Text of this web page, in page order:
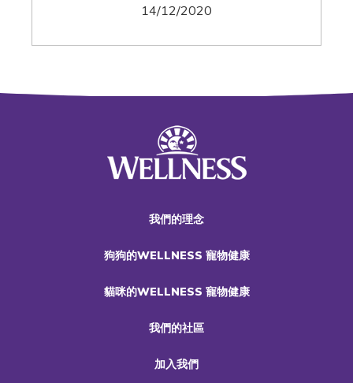
14/12/2020
我們的理念
狗狗的WELLNESS 寵物健康
貓咪的WELLNESS 寵物健康
我們的社區
加入我們